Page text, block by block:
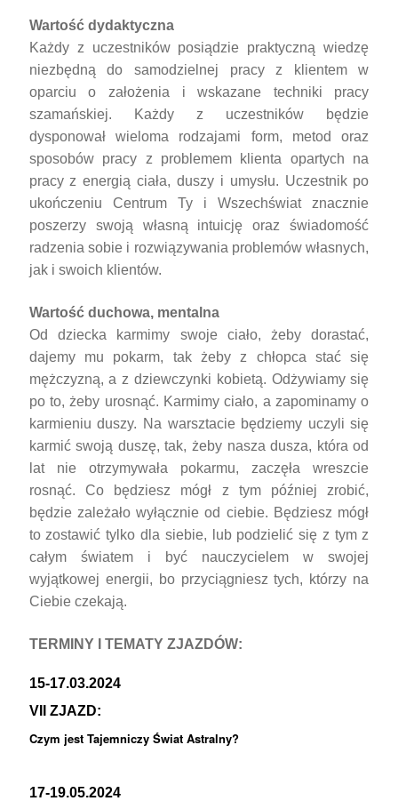
Wartość dydaktyczna
Każdy z uczestników posiądzie praktyczną wiedzę
niezbędną do samodzielnej pracy z klientem w
oparciu o założenia i wskazane techniki pracy
szamańskiej. Każdy z uczestników będzie
dysponował wieloma rodzajami form, metod oraz
sposobów pracy z problemem klienta opartych na
pracy z energią ciała, duszy i umysłu. Uczestnik po
ukończeniu Centrum Ty i Wszechświat znacznie
poszerzy swoją własną intuicję oraz świadomość
radzenia sobie i rozwiązywania problemów własnych,
jak i swoich klientów.
Wartość duchowa, mentalna
Od dziecka karmimy swoje ciało, żeby dorastać,
dajemy mu pokarm, tak żeby z chłopca stać się
mężczyzną, a z dziewczynki kobietą. Odżywiamy się
po to, żeby urosnąć. Karmimy ciało, a zapominamy o
karmieniu duszy. Na warsztacie będziemy uczyli się
karmić swoją duszę, tak, żeby nasza dusza, która od
lat nie otrzymywała pokarmu, zaczęła wreszcie
rosnąć. Co będziesz mógł z tym później zrobić,
będzie zależało wyłącznie od ciebie. Będziesz mógł
to zostawić tylko dla siebie, lub podzielić się z tym z
całym światem i być nauczycielem w swojej
wyjątkowej energii, bo przyciągniesz tych, którzy na
Ciebie czekają.
TERMINY I TEMATY ZJAZDÓW:
15-17.03.2024
VII ZJAZD:
Czym jest Tajemniczy Świat Astralny?
17-19.05.2024